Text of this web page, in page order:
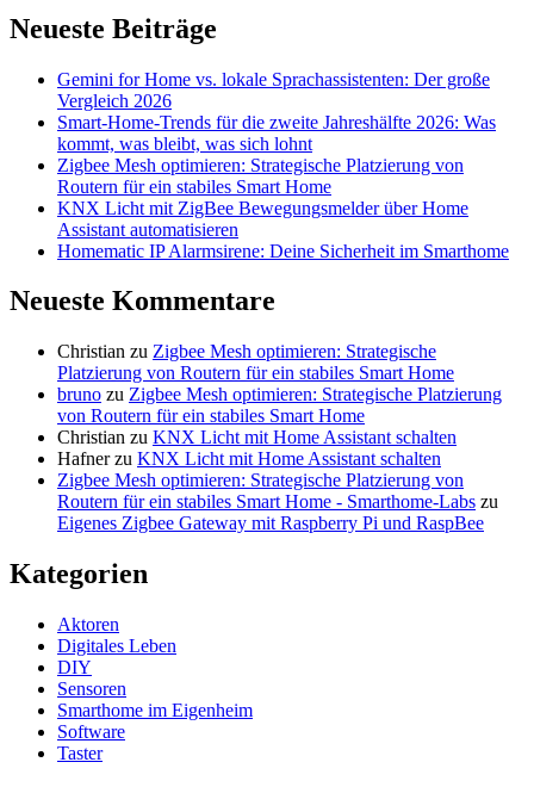
Neueste Beiträge
Gemini for Home vs. lokale Sprachassistenten: Der große
Vergleich 2026
Smart-Home-Trends für die zweite Jahreshälfte 2026: Was
kommt, was bleibt, was sich lohnt
Zigbee Mesh optimieren: Strategische Platzierung von
Routern für ein stabiles Smart Home
KNX Licht mit ZigBee Bewegungsmelder über Home
Assistant automatisieren
Homematic IP Alarmsirene: Deine Sicherheit im Smarthome
Neueste Kommentare
Christian zu Zigbee Mesh optimieren: Strategische
Platzierung von Routern für ein stabiles Smart Home
bruno zu Zigbee Mesh optimieren: Strategische Platzierung
von Routern für ein stabiles Smart Home
Christian zu KNX Licht mit Home Assistant schalten
Hafnerzu KNX Licht mit Home Assistant schalten
Zigbee Mesh optimieren: Strategische Platzierung von
Routern für ein stabiles Smart Home - Smarthome-Labs zu
Eigenes Zigbee Gateway mit Raspberry Pi und RaspBee
Kategorien
Aktoren
Digitales Leben
DIY
Sensoren
Smarthome im Eigenheim
Software
Taster